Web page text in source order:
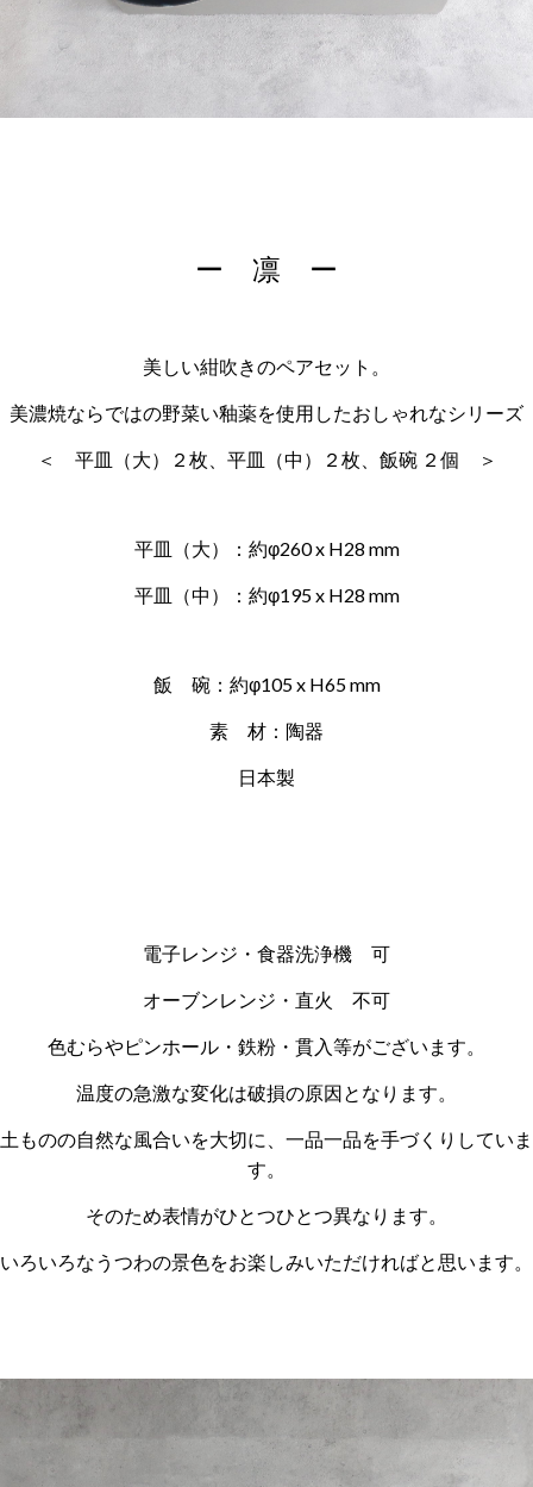
ー 凛 ー
美しい紺吹きのペアセット。
美濃焼ならではの野菜い釉薬を使用したおしゃれなシリーズ
＜ 平皿（大）２枚、 平皿（中）２枚、飯碗 ２個 ＞
平皿（大）：約φ260 x H28 mm
平皿（中）：約φ195 x H28 mm
飯 碗： 約φ105 x H65 mm
素 材：陶器
日本製
電子レンジ・食器洗浄機 可
オーブンレンジ・直火 不可
色むらやピンホール・鉄粉・貫入等がございます。
温度の急激な変化は破損の原因となります。
土ものの自然な風合いを大切に、一品一品を手づくりしていま
す。
そのため表情がひとつひとつ異なります。
いろいろなうつわの景色をお楽しみいただければと思います。